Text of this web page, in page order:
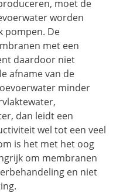
moet de
worden
pompen. De
met een
daardoor niet
afname van de
minder
dan leidt een
wel tot een veel
is het met het oog
om membranen
en niet